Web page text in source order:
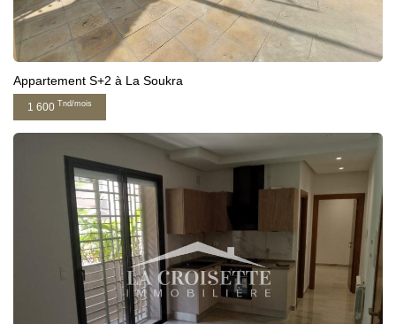
Appartement S+2 à La Soukra
1 600 Tnd/mois